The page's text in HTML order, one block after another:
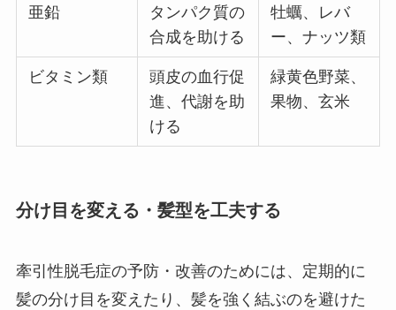
亜鉛
タンパク質の
合成を助ける
牡蠣、レバ
ー、ナッツ類
ビタミン類
頭皮の血行促
進、代謝を助
ける
緑黄色野菜、
果物、玄米
分け目を変える・髪型を工夫する
牽引性脱毛症の予防・改善のためには、定期的に
髪の分け目を変えたり、髪を強く結ぶのを避けた